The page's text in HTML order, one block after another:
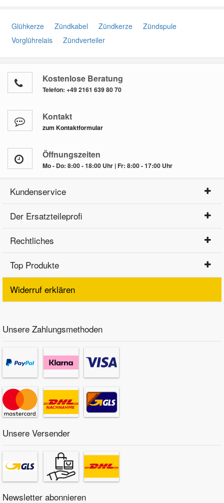
Glühkerze Zündkabel Zündkerze
Zündspule
Vorglührelais
Zündverteiler
Kostenlose Beratung
Telefon: +49 2161 639 80 70
Kontakt
zum Kontaktformular
Öffnungszeiten
Mo - Do: 8:00 - 18:00 Uhr | Fr: 8:00 - 17:00 Uhr
Kundenservice
Der Ersatzteileprofi
Rechtliches
Top Produkte
Widerruf erklären
Unsere Zahlungsmethoden
Unsere Versender
Newsletter abonnieren